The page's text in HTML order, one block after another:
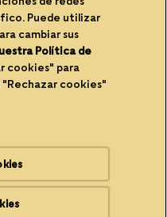
(opens in new window)
con nosotros
(opens in new window)
window)de cookies
España y sus filiales.© 2026
Puede utilizar
cambiar sus
Política de
cookies" para
cookies"